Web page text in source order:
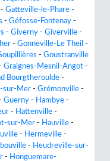
- Gatteville-le-Phare -
- Géfosse-Fontenay -
- Giverny - Giverville -
- Gonneville-Le Theil -
- Goustranville
Graignes-Mesnil-Angot -
Bourgtheroulde -
sur-Mer - Grémonville -
Guerny - Hambye -
- Hattenville -
sur-Mer - Hauville -
- Hermeville -
- Heudreville-sur-
- Honguemare-